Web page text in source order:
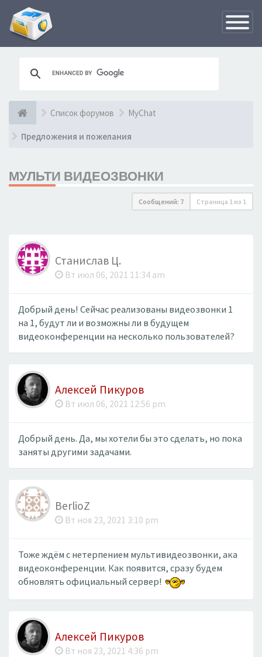
Список форумов MyChat
Предложения и пожелания
МУЛЬТИ ВИДЕОЗВОНКИ
Сообщений: 7 Страница 1 из 1
Станислав Ц.
Вт июл 06, 2021 11:34 am
Добрый день! Сейчас реализованы видеозвонки 1
на 1, будут ли и возможны ли в будущем
видеоконференции на несколько пользователей?
Алексей Пикуров
Вт июл 06, 2021 12:56 pm
Добрый день. Да, мы хотели бы это сделать, но пока
заняты другими задачами.
BerlioZ
Вт ноя 23, 2021 3:10 pm
Тоже ждём с нетерпением мультивидеозвонки, ака
видеоконференции. Как появится, сразу будем
обновлять официальный сервер!
Алексей Пикуров
Вт ноя 23, 2021 4:36 pm